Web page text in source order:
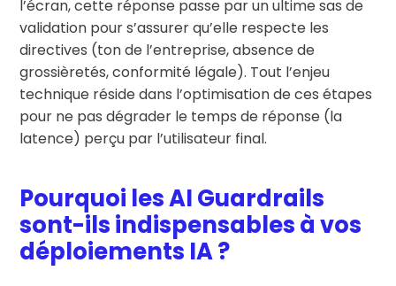
l’écran, cette réponse passe par un ultime sas de
validation pour s’assurer qu’elle respecte les
directives (ton de l’entreprise, absence de
grossièretés, conformité légale). Tout l’enjeu
technique réside dans l’optimisation de ces étapes
pour ne pas dégrader le temps de réponse (la
latence) perçu par l’utilisateur final.
Pourquoi les AI Guardrails
sont-ils indispensables à vos
déploiements IA ?